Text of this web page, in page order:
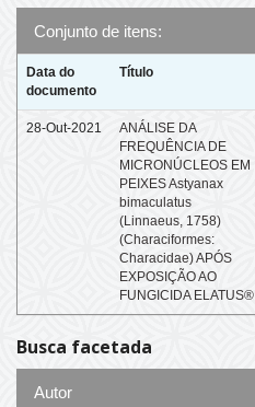
Conjunto de itens:
Data do
documento
Título
28-Out-2021
ANÁLISE DA
FREQUÊNCIA DE
MICRONÚCLEOS EM
PEIXES Astyanax
bimaculatus
(Linnaeus, 1758)
(Characiformes:
Characidae) APÓS
EXPOSIÇÃO AO
FUNGICIDA ELATUS®
Busca facetada
Autor